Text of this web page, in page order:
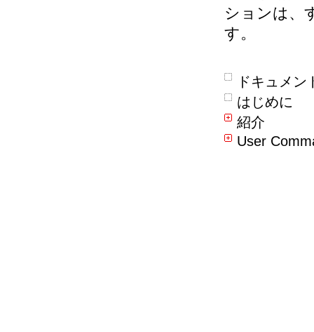
ションは、
す。
ドキュメン
はじめに
紹介
User